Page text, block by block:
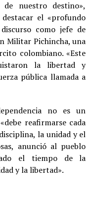
nuestro destino»,
el «profundo
como jefe de
Militar Pichincha, una
colombiano. «Este
la libertad y
pública llamada a
no es un
reafirmarse cada
la unidad y el
anunció al pueblo
el tiempo de la
y la libertad».